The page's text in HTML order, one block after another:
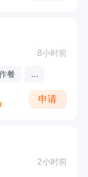
8小时前
餐 ...
申请
2小时前